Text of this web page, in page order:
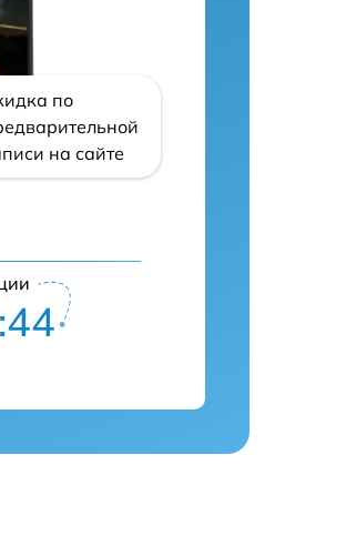
по
на сайте